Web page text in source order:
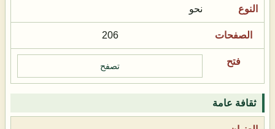
نحو
206
تصفح
ثقافة عامة